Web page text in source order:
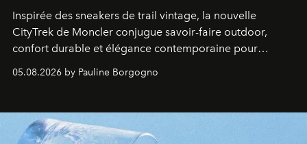
Inspirée des sneakers de trail vintage, la nouvelle
CityTrek de Moncler conjugue savoir-faire outdoor,
confort durable et élégance contemporaine pour
05.08.2026 by Pauline Borgogno